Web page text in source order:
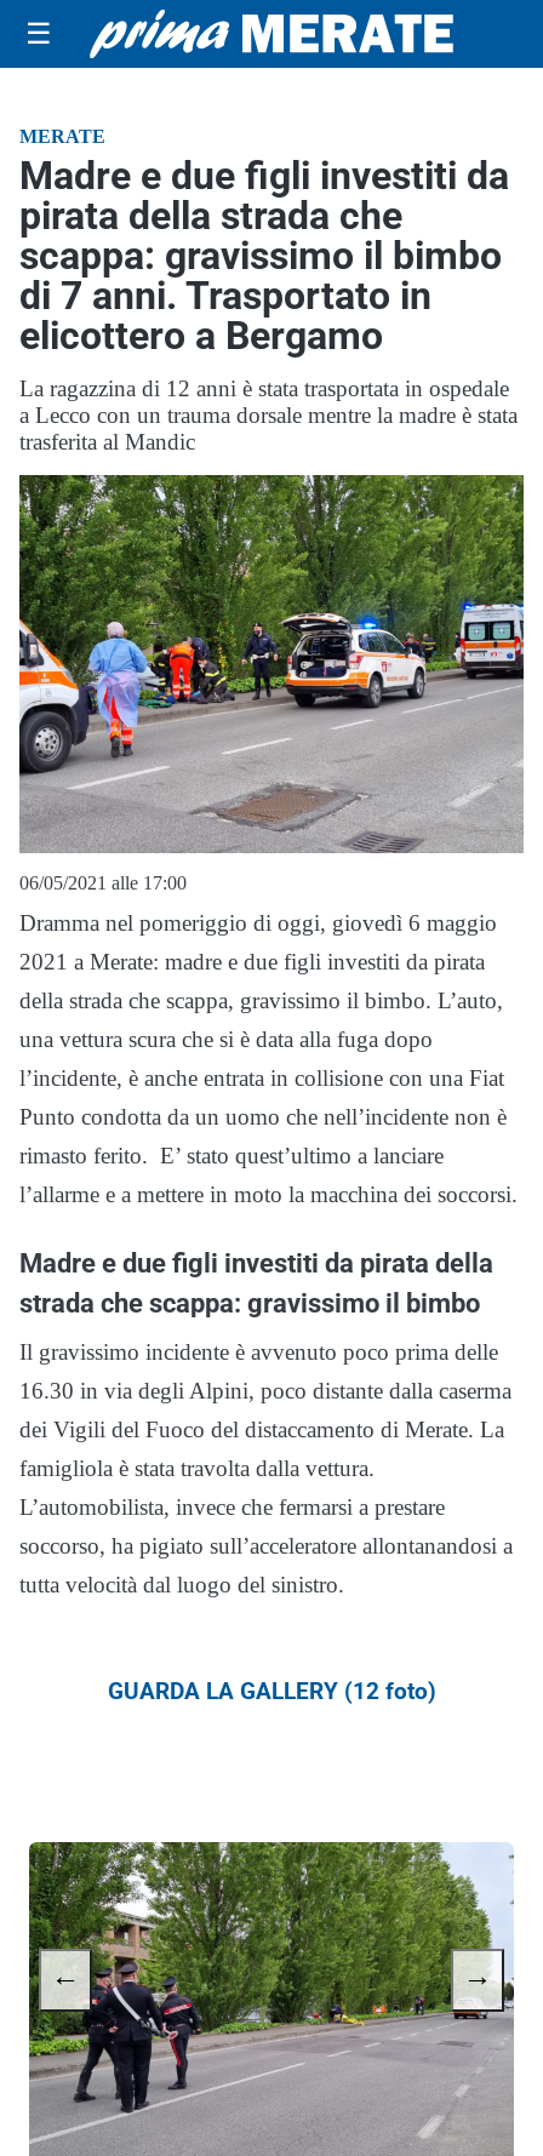
☰
MERATE
Madre e due figli investiti da
pirata della strada che
scappa: gravissimo il bimbo
di 7 anni. Trasportato in
elicottero a Bergamo
La ragazzina di 12 anni è stata trasportata in ospedale
a Lecco con un trauma dorsale mentre la madre è stata
trasferita al Mandic
06/05/2021 alle 17:00
Dramma nel pomeriggio di oggi, giovedì 6 maggio
2021 a Merate: madre e due figli investiti da pirata
della strada che scappa, gravissimo il bimbo. L’auto,
una vettura scura che si è data alla fuga dopo
l’incidente, è anche entrata in collisione con una Fiat
Punto condotta da un uomo che nell’incidente non è
rimasto ferito. E’ stato quest’ultimo a lanciare
l’allarme e a mettere in moto la macchina dei soccorsi.
Madre e due figli investiti da pirata della
strada che scappa: gravissimo il bimbo
Il gravissimo incidente è avvenuto poco prima delle
16.30 in via degli Alpini, poco distante dalla caserma
dei Vigili del Fuoco del distaccamento di Merate. La
famigliola è stata travolta dalla vettura.
L’automobilista, invece che fermarsi a prestare
soccorso, ha pigiato sull’acceleratore allontanandosi a
tutta velocità dal luogo del sinistro.
GUARDA LA GALLERY (12 foto)
← →